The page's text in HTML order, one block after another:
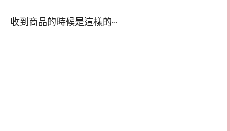
收到商品的時候是這樣的~